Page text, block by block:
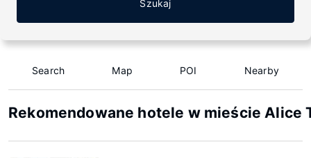
Szukaj
Search Map POI Nearby
Rekomendowane hotele w mieście Alice